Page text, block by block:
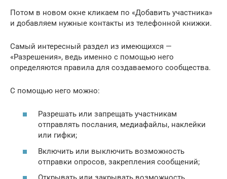
Потом в новом окне кликаем по «Добавить участника»
и добавляем нужные контакты из телефонной книжки.
Самый интересный раздел из имеющихся —
«Разрешения», ведь именно с помощью него
определяются правила для создаваемого сообщества.
С помощью него можно:
Разрешать или запрещать участникам
отправлять послания, медиафайлы, наклейки
или гифки;
Включить или выключить возможность
отправки опросов, закрепления сообщений;